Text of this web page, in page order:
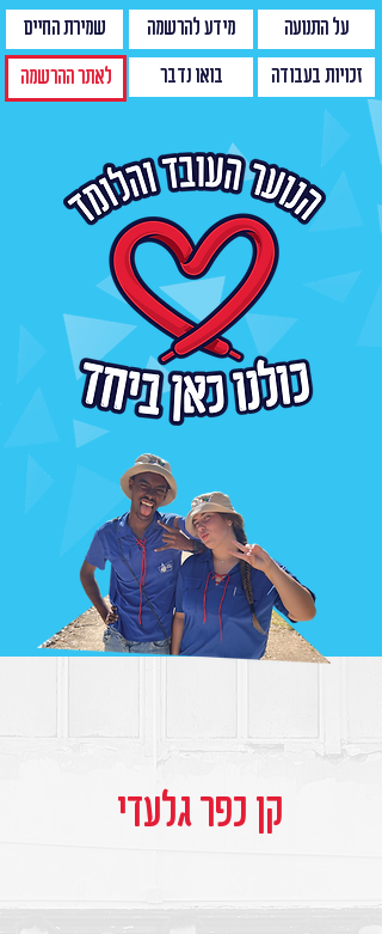
על התנועה
בואו נדבר
לאתר ההרשמה זכויות בעבודה
שמירת החיים מידע להרשמה
קן כפר גלעדי